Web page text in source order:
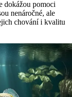
dokážou pomoci
nenáročné, ale
chování i kvalitu